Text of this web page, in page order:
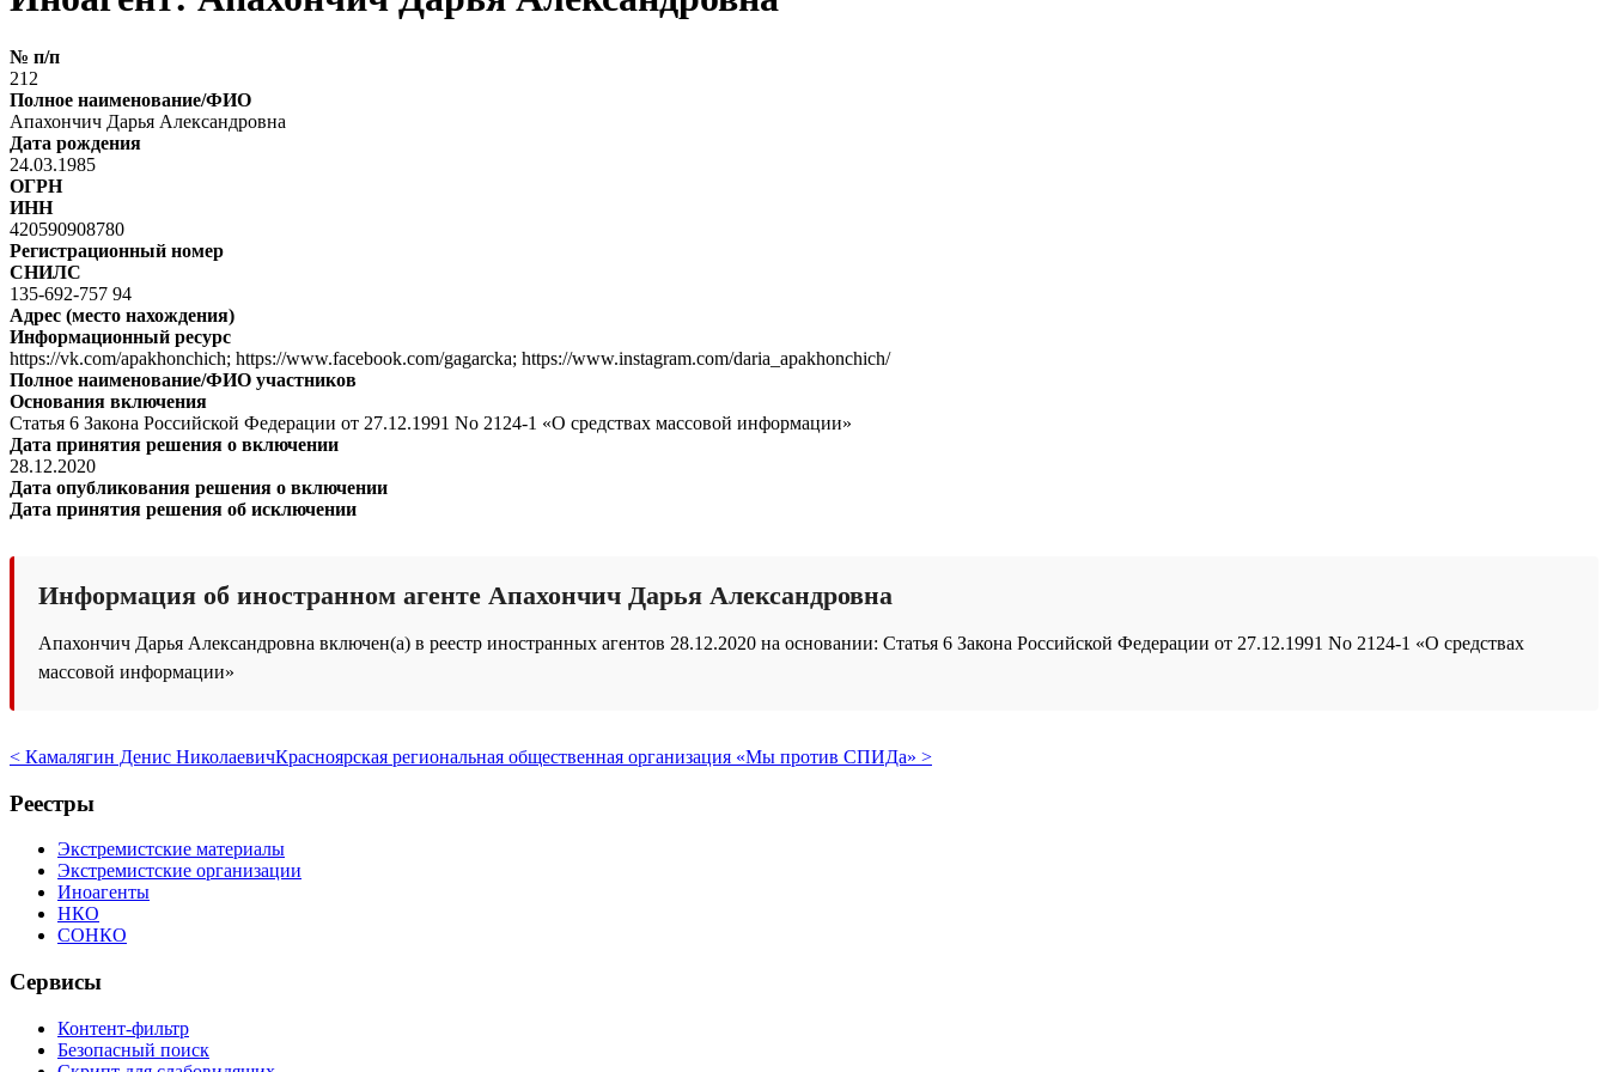
№ п/п
212
Полное наименование/ФИО
Апахончич Дарья Александровна
Дата рождения
24.03.1985
ОГРН
ИНН
420590908780
Регистрационный номер
СНИЛС
135-692-757 94
Адрес (место нахождения)
Информационный ресурс
https://vk.com/apakhonchich; https://www.facebook.com/gagarcka; https://www.instagram.com/daria_apakhonchich/
Полное наименование/ФИО участников
Основания включения
Статья 6 Закона Российской Федерации от 27.12.1991 No 2124-1 «О средствах массовой информации»
Дата принятия решения о включении
28.12.2020
Дата опубликования решения о включении
Дата принятия решения об исключении
Информация об иностранном агенте Апахончич Дарья Александровна
Апахончич Дарья Александровна включен(а) в реестр иностранных агентов 28.12.2020 на основании: Статья 6 Закона Российской Федерации от 27.12.1991 No 2124-1 «О средствах
массовой информации»
< Камалягин Денис НиколаевичКрасноярская региональная общественная организация «Мы против СПИДа» >
Реестры
Экстремистские материалы
Экстремистские организации
Иноагенты
НКО
СОНКО
Сервисы
Контент-фильтр
Безопасный поиск